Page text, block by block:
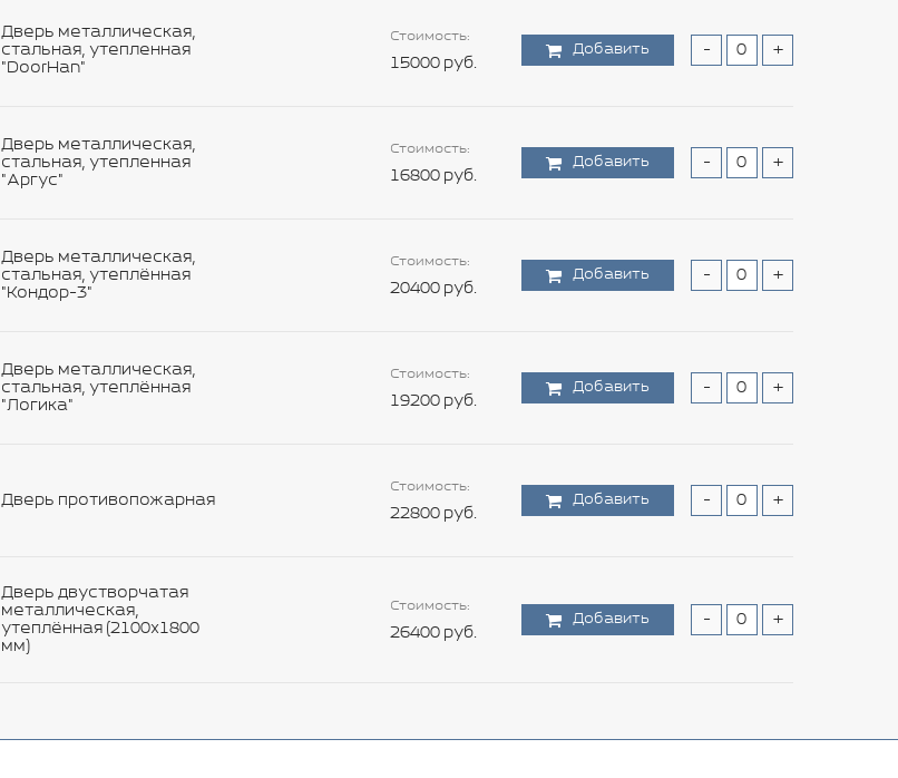
Дверь металлическая,
стальная, утепленная
"DoorHan"
Стоимость:
15000 руб.
Добавить - +
Дверь металлическая,
стальная, утепленная
"Аргус"
Стоимость:
16800 руб.
Добавить - +
Дверь металлическая,
стальная, утеплённая
"Кондор-3"
Стоимость:
20400 руб.
Добавить - +
Дверь металлическая,
стальная, утеплённая
"Логика"
Стоимость:
19200 руб.
Добавить - +
Дверь противопожарная
Стоимость:
22800 руб.
Добавить - +
Дверь двустворчатая
металлическая,
утеплённая (2100х1800
мм)
Стоимость:
26400 руб.
Добавить - +